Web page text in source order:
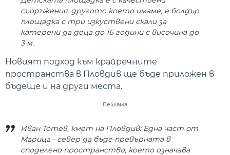
съоръжения, другото което имаме, е болдър
площадка с три изкуствени скали за
катерени да деца до 16 години с височина до
3 м.
Новият подход към крайречните
пространства в Пловдив ще бъде приложен в
бъдеще и на други места.
Реклама
Иван Тотев, кмет на Пловдив: Една част от
Марица - север да бъде превърната в
споделено пространство, което означава